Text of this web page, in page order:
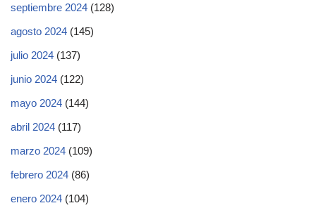
septiembre 2024 (128)
agosto 2024 (145)
julio 2024 (137)
junio 2024 (122)
mayo 2024 (144)
abril 2024 (117)
marzo 2024 (109)
febrero 2024 (86)
enero 2024 (104)